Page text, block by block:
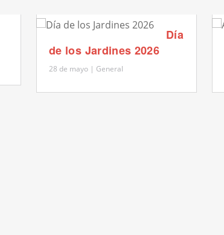
Día
de los Jardines 2026
28 de mayo | General